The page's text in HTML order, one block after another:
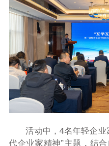
活动中，4名年轻企业
代企业家精神”主题，结